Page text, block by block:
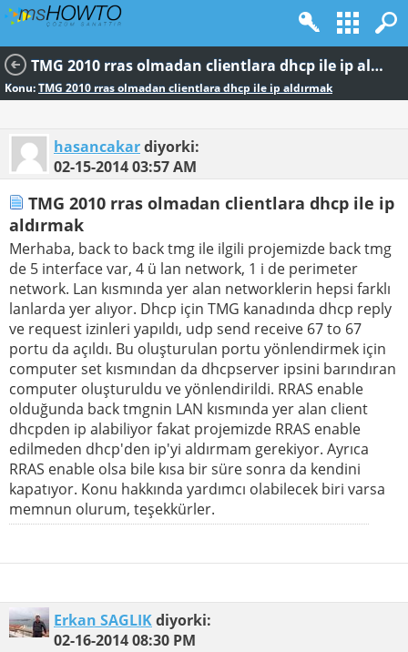
TMG 2010 rras olmadan clientlara dhcp ile ip aldırmak
Konu:TMG 2010 rras olmadan clientlara dhcp ile ip aldırmak
hasancakardiyorki:
02-15-201403:57 AM
TMG 2010 rras olmadan clientlara dhcp ile ip
aldırmak
Merhaba, back to back tmg ile ilgili projemizde back tmg
de 5 interface var, 4 ü lan network, 1 i de perimeter
network. Lan kısmında yer alan networklerin hepsi farklı
lanlarda yer alıyor. Dhcp için TMG kanadında dhcp reply
ve request izinleri yapıldı, udp send receive 67 to 67
portu da açıldı. Bu oluşturulan portu yönlendirmek için
computer set kısmından da dhcpserver ipsini barındıran
computer oluşturuldu ve yönlendirildi. RRAS enable
olduğunda back tmgnin LAN kısmında yer alan client
dhcpden ip alabiliyor fakat projemizde RRAS enable
edilmeden dhcp'den ip'yi aldırmam gerekiyor. Ayrıca
RRAS enable olsa bile kısa bir süre sonra da kendini
kapatıyor. Konu hakkında yardımcı olabilecek biri varsa
memnun olurum, teşekkürler.
Erkan SAGLIKdiyorki:
02-16-201408:30 PM